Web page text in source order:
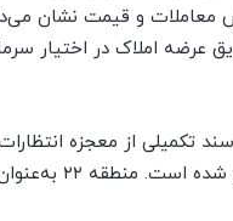
معاملات و قیمت نشان
عرضه املاک در اختیار
تکمیلی از معجزه
که نشان می‌دهد